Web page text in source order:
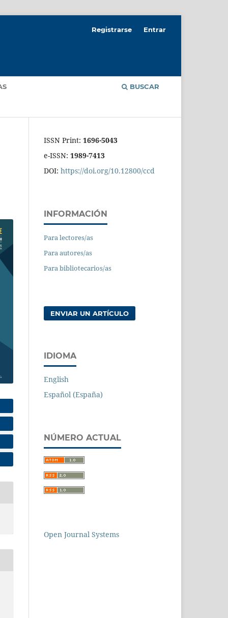
BUSCAR
Registrarse Entrar
ISSN Print: 1696-5043
e-ISSN: 1989-7413
DOI: https://doi.org/10.12800/ccd
INFORMACIÓN
Para lectores/as
Para autores/as
Para bibliotecarios/as
ENVIAR UN ARTÍCULO
IDIOMA
English
Español (España)
NÚMERO ACTUAL
Open Journal Systems